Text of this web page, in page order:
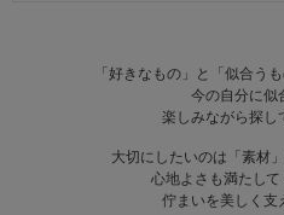
COORDINATE「好きなもの」と「似合う
今の自分に似
楽しみながら探し
大切にしたいのは「素材
心地よさも満たし
佇まいを美しく支